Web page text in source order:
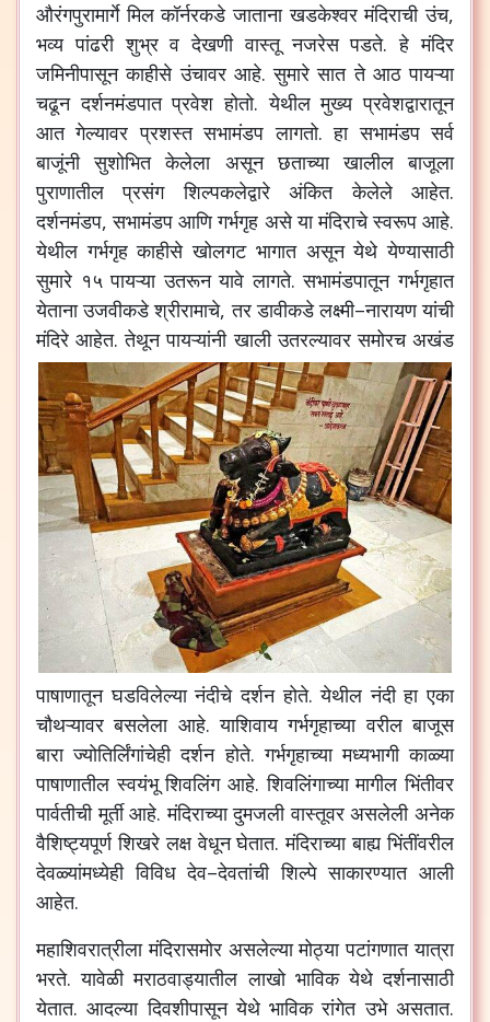
औरंगपुरामार्गे मिल कॉर्नरकडे जाताना खडकेश्वर मंदिराची उंच,
भव्य पांढरी शुभ्र व देखणी वास्तू नजरेस पडते.हे मंदिर
जमिनीपासून काहीसे उंचावर आहे.सुमारे सात ते आठ पायऱ्या
चढून दर्शनमंडपात प्रवेश होतो.येथील मुख्य प्रवेशद्वारातून
आत गेल्यावर प्रशस्त सभामंडप लागतो.हा सभामंडप सर्व
बाजूंनी सुशोभित केलेला असून छताच्या खालील बाजूला
पुराणातील
प्रसंग शिल्पकलेद्वारे अंकित केलेले आहेत.
दर्शनमंडप,सभामंडप आणि गर्भगृह असे या मंदिराचे स्वरूप आहे.
येथील गर्भगृह काहीसे खोलगट भागात असून येथे येण्यासाठी
सुमारे १५ पायऱ्या उतरून यावे लागते.सभामंडपातून गर्भगृहात
येताना उजवीकडे श्रीरामाचे,तर डावीकडे लक्ष्मी–नारायण यांची
मंदिरे आहेत. तेथून पायऱ्यांनी खाली उतरल्यावर समोरच अखंड
पाषाणातून घडविलेल्या नंदीचे दर्शन होते.येथील नंदी हा एका
चौथऱ्यावर बसलेला आहे.याशिवाय गर्भगृहाच्या वरील बाजूस
बारा ज्योतिर्लिंगांचेही दर्शन होते.गर्भगृहाच्या मध्यभागी काळ्या
पाषाणातील स्वयंभू शिवलिंग आहे.शिवलिंगाच्या मागील भिंतीवर
पार्वतीची मूर्ती आहे.मंदिराच्या दुमजली वास्तूवर असलेली अनेक
वैशिष्ट्यपूर्ण शिखरे लक्ष वेधून घेतात.मंदिराच्या बाह्य भिंतींवरील
देवळ्यांमध्येही विविध देव–देवतांची शिल्पे साकारण्यात आली
आहेत.
महाशिवरात्रीला मंदिरासमोर असलेल्या मोठ्या पटांगणात यात्रा
भरते.यावेळी मराठवाड्यातील लाखो भाविक येथे दर्शनासाठी
येतात.आदल्या दिवशीपासून येथे भाविक रांगेत उभे असतात.